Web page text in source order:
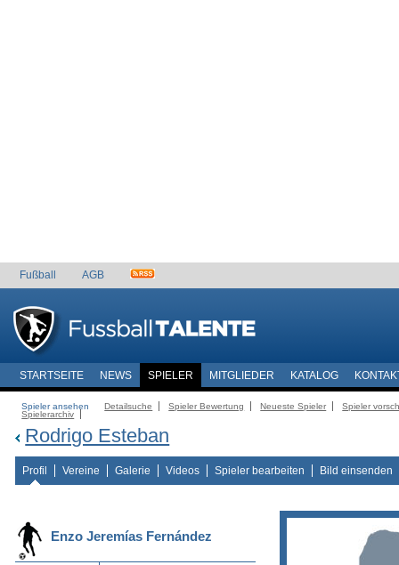
Fußball AGB
STARTSEITE NEWS SPIELER MITGLIEDER KATALOG
Spieler ansehen Detailsuche Spieler Bewertung Neueste Spieler
Spieler
Spielerarchiv
Rodrigo Esteban
Profil Vereine Galerie Videos Spieler bearbeiten Bild einsenden
Enzo Jeremías Fernández